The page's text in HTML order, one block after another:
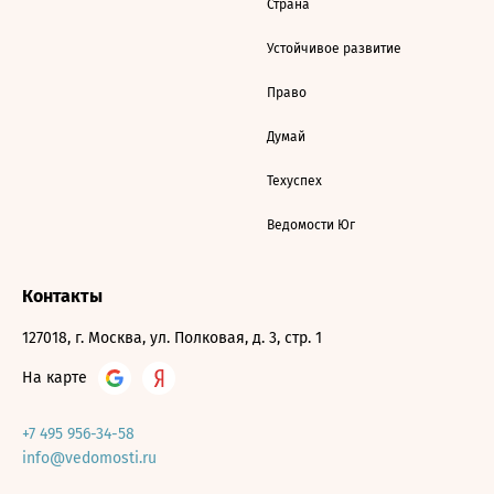
Страна
Устойчивое развитие
Право
Думай
Техуспех
Ведомости Юг
Контакты
127018, г. Москва, ул. Полковая, д. 3, стр. 1
На карте
+7 495 956-34-58
info@vedomosti.ru